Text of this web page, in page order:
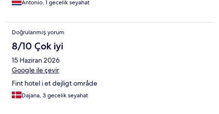
Antonio, 1 gecelik seyahat
Doğrulanmış yorum
8/10 Çok iyi
15 Haziran 2026
Google ile çevir
Fint hotel i et dejligt område
Dajana, 3 gecelik seyahat